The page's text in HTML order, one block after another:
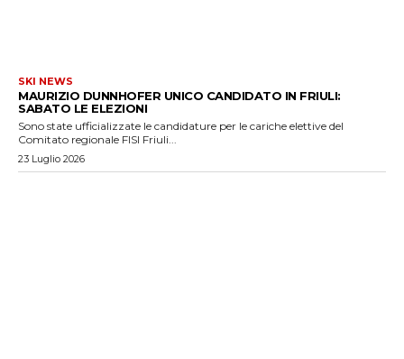
SKI NEWS
MAURIZIO DUNNHOFER UNICO CANDIDATO IN FRIULI:
SABATO LE ELEZIONI
Sono state ufficializzate le candidature per le cariche elettive del
Comitato regionale FISI Friuli...
23 Luglio 2026